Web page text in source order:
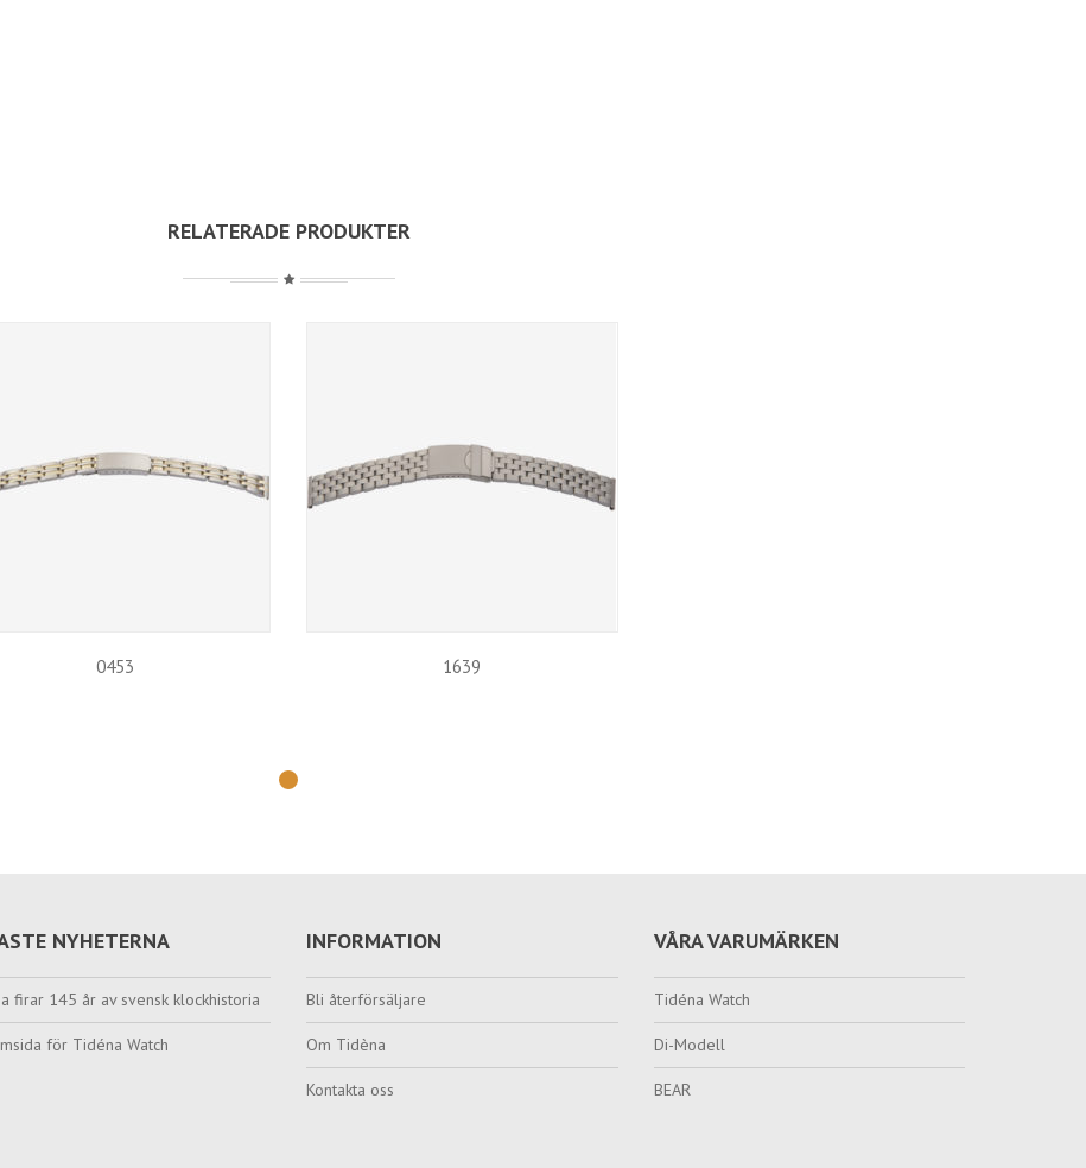
RELATERADE PRODUKTER
0453 1639
NYHETERNA
firar 145 år av svensk klockhistoria
för Tidéna Watch
INFORMATION
Bli återförsäljare
Om Tidèna
Kontakta oss
VÅRA VARUMÄRKEN
Tidéna Watch
Di-Modell
BEAR